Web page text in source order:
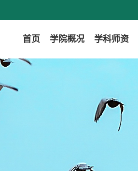
首页 学院概况 学科师资